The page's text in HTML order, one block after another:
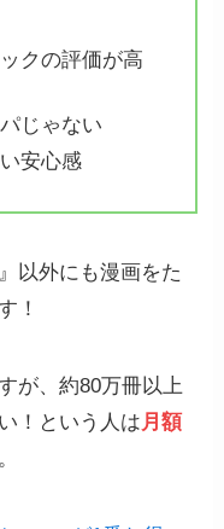
クの評価が高
じゃない
安心感
以外にも漫画をた
！
が、約80万冊以上
！という人は月額